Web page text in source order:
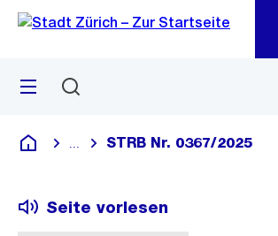
Navigation
Sprunglink
Menü
Deutsch
Blende alle Breadcrumbs ein
STRB Nr. 0367/2025
Seite vorlesen